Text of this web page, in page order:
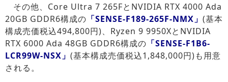
その他、Core Ultra 7 265FとNVIDIA RTX 4000 Ada
20GB GDDR6構成の 「SENSE-F189-265F-NMX」 (基本
構成売価税込494,800円)、Ryzen 9 9950XとNVIDIA
RTX 6000 Ada 48GB GDDR6構成の 「SENSE-F1B6-
LCR99W-NSX」 (基本構成売価税込1,848,000円)も用意
される。